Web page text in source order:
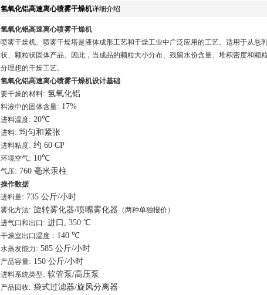
氢氧化铝高速离心喷雾干燥机详细介绍
氢氧化铝高速离心喷雾干燥机
喷雾干燥机、喷雾干燥塔是液体成形工艺和干燥工业中广泛应用的工艺。适用于从悬
状、颗粒状固体产品。因此，当成品的颗粒大小分布、残留水份含量、堆积密度和颗
分理想的干燥工艺。
氢氧化铝高速离心喷雾干燥机设计基础
要干燥的材料: 氢氧化铝
料液中的固体含量: 17%
进料温度: 20℃
进料: 均匀和紧张
进料粘度: 约 60 CP
环境空气: 10℃
气压: 760 毫米汞柱
操作数据
进料量: 735 公斤/小时
雾化方法: 旋转雾化器/喷嘴雾化器 （两种单独报价）
进气口和出口 : 进口, 350 ℃
干燥室出口温度： 140 ℃
水蒸发能力: 585 公斤/小时
产品容量: 150 公斤/小时
进料系统类型: 软管泵/高压泵
产品回收: 袋式过滤器/旋风分离器